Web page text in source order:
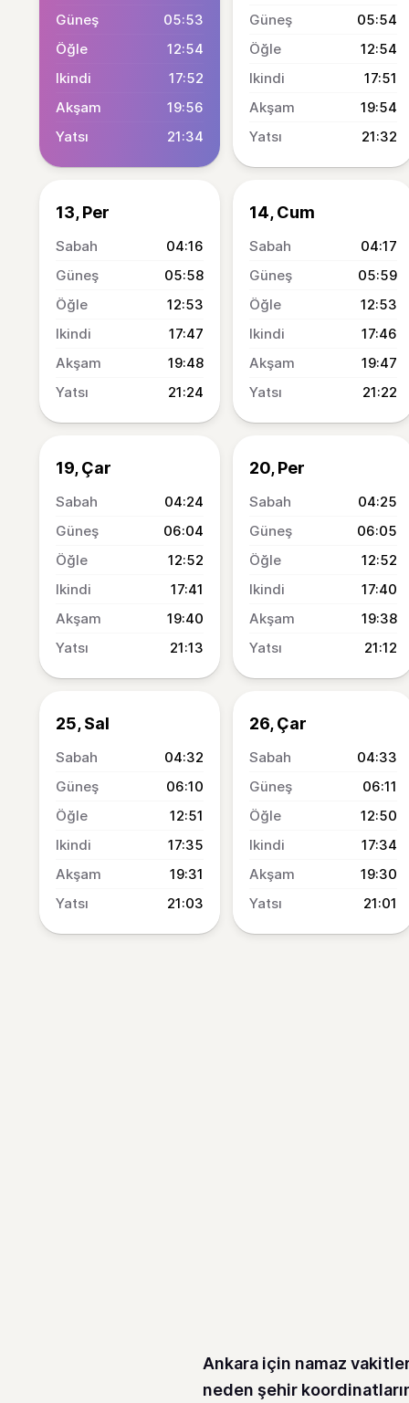
05:53
12:54
17:52
19:56
21:34
05:54
12:54
17:51
19:54
21:32
13, Per
04:16
05:58
12:53
17:47
19:48
21:24
14, Cum
04:17
05:59
12:53
17:46
19:47
21:22
19, Çar
04:24
06:04
12:52
17:41
19:40
21:13
20, Per
04:25
06:05
12:52
17:40
19:38
21:12
25, Sal
04:32
06:10
12:51
17:35
19:31
21:03
26, Çar
04:33
06:11
12:50
17:34
19:30
21:01
Ankara için namaz
neden şehir